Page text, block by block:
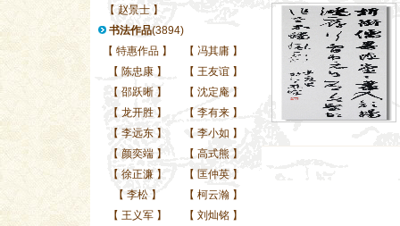
【 赵景士 】
书法作品(3894)
【 特惠作品】 【 冯其庸 】
【 陈忠康】 【 王友谊 】
【 邵跃晰】 【 沈定庵 】
【 龙开胜】 【 李有来 】
【 李远东】 【 李小如 】
【 颜奕端】 【 高式熊 】
【 徐正濂】 【 匡仲英 】
【 李松】 【 柯云瀚 】
【 王义军】 【 刘灿铭 】